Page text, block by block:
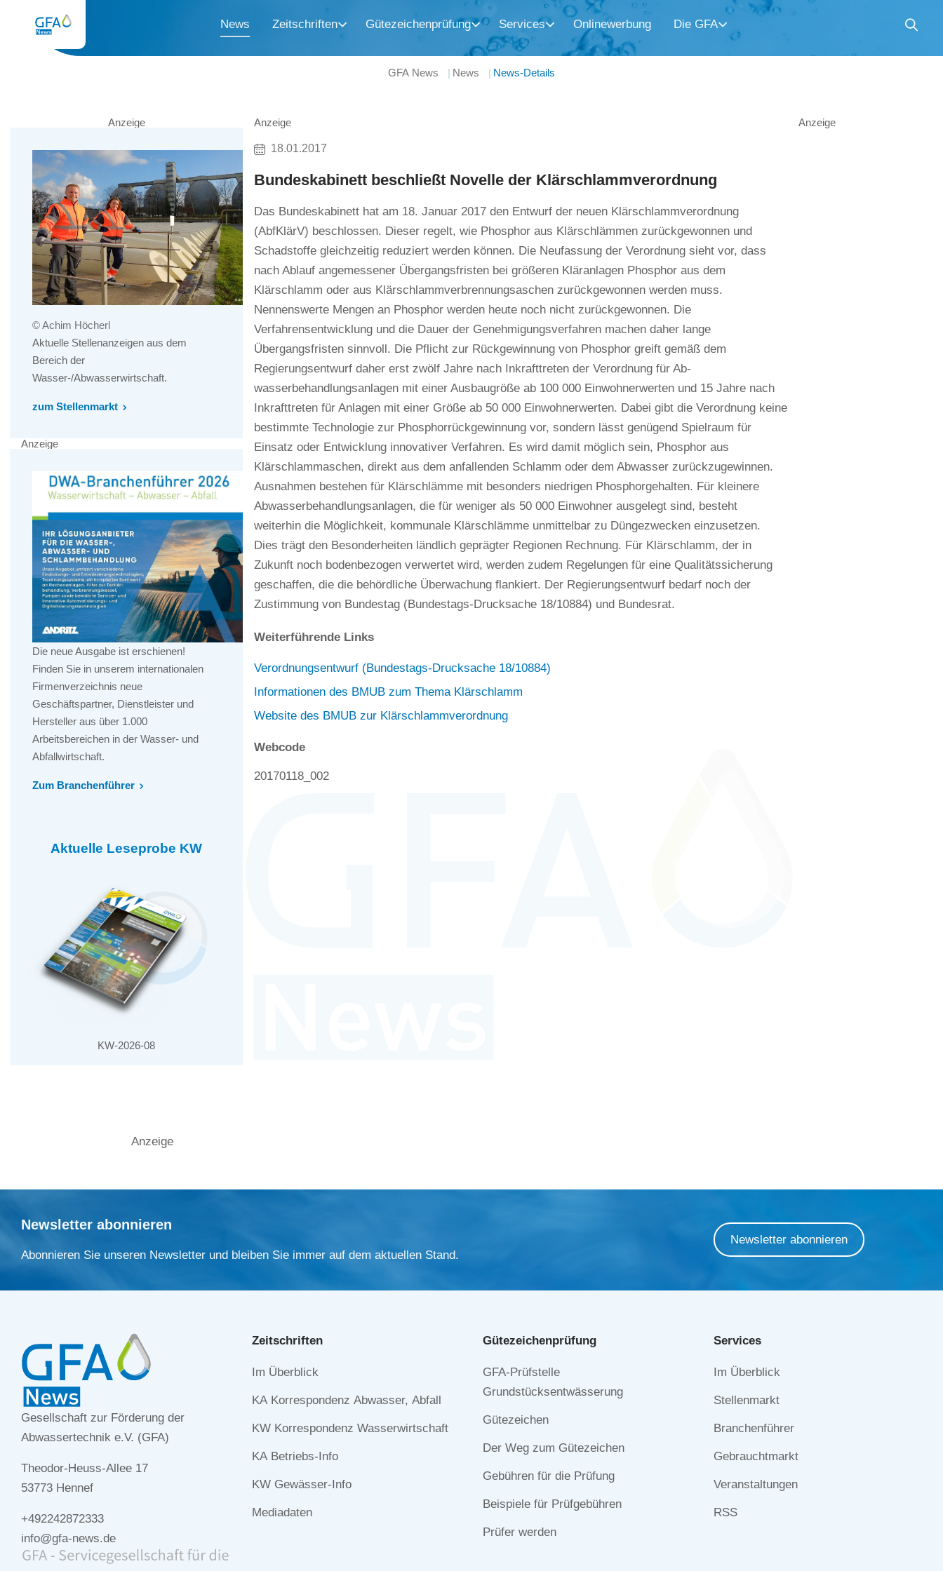
News Zeitschriften Gütezeichenprüfung Services Onlinewerbung Die GFA
GFA News News News-Details
Anzeige
18.01.2017
Bundeskabinett beschließt Novelle der Klärschlammverordnung
Das Bundeskabinett hat am 18. Januar 2017 den Entwurf der neuen Klärschlammverordnung
(AbfKlärV) beschlossen. Dieser regelt, wie Phosphor aus Klärschlämmen zurückgewonnen und
Schadstoffe gleichzeitig reduziert werden können. Die Neufassung der Verordnung sieht vor, dass
nach Ablauf angemessener Übergangsfristen bei größeren Kläranlagen Phosphor aus dem
Klärschlamm oder aus Klärschlammverbrennungsaschen zurückgewonnen werden muss.
Nennenswerte Mengen an Phosphor werden heute noch nicht zurückgewonnen. Die
Verfahrensentwicklung und die Dauer der Genehmigungsverfahren machen daher lange
Übergangsfristen sinnvoll. Die Pflicht zur Rückgewinnung von Phosphor greift gemäß dem
Regierungsentwurf daher erst zwölf Jahre nach Inkrafttreten der Verordnung für Ab-
wasserbehandlungsanlagen mit einer Ausbaugröße ab 100 000 Einwohnerwerten und 15 Jahre nach
Inkrafttreten für Anlagen mit einer Größe ab 50 000 Einwohnerwerten. Dabei gibt die Verordnung keine
bestimmte Technologie zur Phosphorrückgewinnung vor, sondern lässt genügend Spielraum für
Einsatz oder Entwicklung innovativer Verfahren. Es wird damit möglich sein, Phosphor aus
Klärschlammaschen, direkt aus dem anfallenden Schlamm oder dem Abwasser zurückzugewinnen.
Ausnahmen bestehen für Klärschlämme mit besonders niedrigen Phosphorgehalten. Für kleinere
Abwasserbehandlungsanlagen, die für weniger als 50 000 Einwohner ausgelegt sind, besteht
weiterhin die Möglichkeit, kommunale Klärschlämme unmittelbar zu Düngezwecken einzusetzen.
Dies trägt den Besonderheiten ländlich geprägter Regionen Rechnung. Für Klärschlamm, der in
Zukunft noch bodenbezogen verwertet wird, werden zudem Regelungen für eine Qualitätssicherung
geschaffen, die die behördliche Überwachung flankiert. Der Regierungsentwurf bedarf noch der
Zustimmung von Bundestag (Bundestags-Drucksache 18/10884) und Bundesrat.
Weiterführende Links
Verordnungsentwurf (Bundestags-Drucksache 18/10884)
Informationen des BMUB zum Thema Klärschlamm
Website des BMUB zur Klärschlammverordnung
Webcode
20170118_002
Anzeige
© Achim Höcherl
Aktuelle Stellenanzeigen aus dem
Bereich der
Wasser-/Abwasserwirtschaft.
zum Stellenmarkt
Anzeige
Die neue Ausgabe ist erschienen!
Finden Sie in unserem internationalen
Firmenverzeichnis neue
Geschäftspartner, Dienstleister und
Hersteller aus über 1.000
Arbeitsbereichen in der Wasser- und
Abfallwirtschaft.
Zum Branchenführer
Aktuelle Leseprobe KW
KW-2026-08
Anzeige
Anzeige
Newsletter abonnieren
Abonnieren Sie unseren Newsletter und bleiben Sie immer auf dem aktuellen Stand.
Newsletter abonnieren
Gesellschaft zur Förderung der
Abwassertechnik e.V. (GFA)
Theodor-Heuss-Allee 17
53773 Hennef
+492242872333
info@gfa-news.de
Zeitschriften
Navigation
Im Überblick
KA Korrespondenz Abwasser, Abfall
KW Korrespondenz Wasserwirtschaft
KA Betriebs-Info
KW Gewässer-Info
Mediadaten
Gütezeichen­prüfung
Navigation
überspringen
GFA-Prüfstelle
Grundstücksentwässerung
Gütezeichen
Der Weg zum Gütezeichen
Gebühren für die Prüfung
Beispiele für Prüfgebühren
Prüfer werden
Services
Navigation
Im Überblick
Stellenmarkt
Branchenführer
Gebrauchtmarkt
Veranstaltungen
RSS